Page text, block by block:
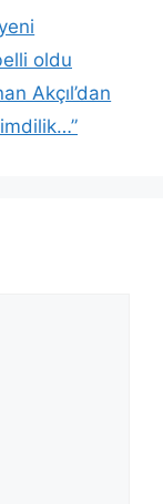
oldu
Akçıl’dan